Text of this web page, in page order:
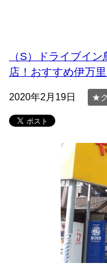
（S）ドライブイ
店！おすすめ伊万
2020年2月19日 ★